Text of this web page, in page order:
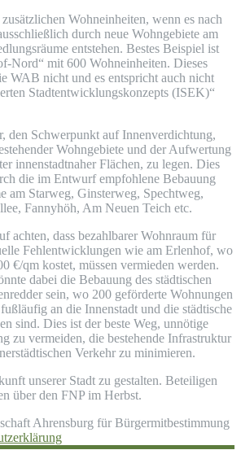
Wohneinheiten, wenn es nach
durch neue Wohngebiete am
entstehen. Bestes Beispiel ist
Nord“ mit 600 Wohneinheiten. Dieses
WAB nicht und es entspricht auch nicht
Stadtentwicklungskonzepts (ISEK)“
den Schwerpunkt auf Innenverdichtung,
Wohngebiete und der Aufwertung
innenstadtnaher Flächen, zu legen. Dies
die im Entwurf empfohlene Bebauung
am Starweg, Ginsterweg, Spechtweg,
Fannyhöh, Am Neuen Teich etc.
achten, dass bezahlbarer Wohnraum für
Fehlentwicklungen wie am Erlenhof, wo
€/qm kostet, müssen vermieden werden.
dabei die Bebauung des städtischen
sein, wo 200 geförderte Wohnungen
an die Innenstadt und die städtische
sind. Dies ist der beste Weg, unnötige
zu vermeiden, die bestehende Infrastruktur
Verkehr zu minimieren.
unserer Stadt zu gestalten. Beteiligen
über den FNP im Herbst.
Ahrensburg für Bürgermitbestimmung